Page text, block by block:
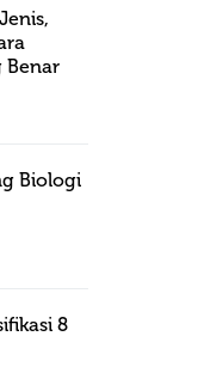
Benar
Biologi
8